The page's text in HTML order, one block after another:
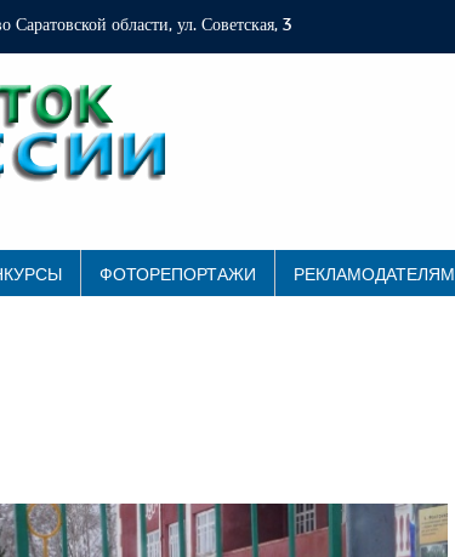
Саратовской области, ул. Советская, 3
ФОТОРЕПОРТАЖИ РЕКЛАМОДАТЕЛЯМ